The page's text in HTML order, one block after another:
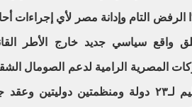
الرفض التام وإدانة مصر لأي إجراءات
واقع سياسي جديد خارج الأطر
المصرية الرامية لدعم الصومال
للاقاليم لـ٢٣ دولة ومنظمتين